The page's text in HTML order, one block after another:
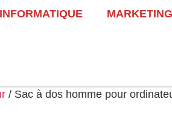
INFORMATIQUE MARKETING
/ Sac à dos homme pour